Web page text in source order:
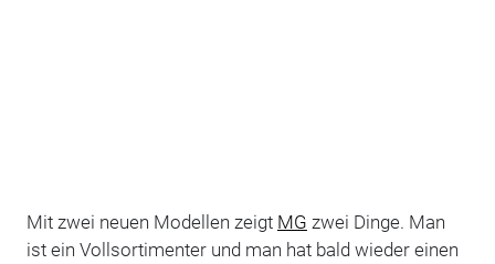
Mit zwei neuen Modellen zeigt MG zwei Dinge. Man
ist ein Vollsortimenter und man hat bald wieder einen